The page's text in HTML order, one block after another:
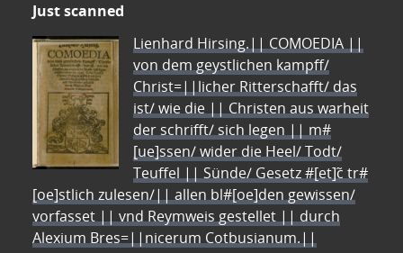
Just scanned
Lienhard Hirsing.|| COMOEDIA ||
von dem geystlichen kampff/
Christ=||licher Ritterschafft/ das
ist/ wie die || Christen aus warheit
der schrifft/ sich legen || m#
[ue]ssen/ wider die Heel/ Todt/
Teuffel || Sünde/ Gesetz #[et]c̃ tr#
[oe]stlich zulesen/|| allen bl#[oe]den gewissen/
vorfasset || vnd Reymweis gestellet || durch
Alexium Bres=||nicerum Cotbusianum.||